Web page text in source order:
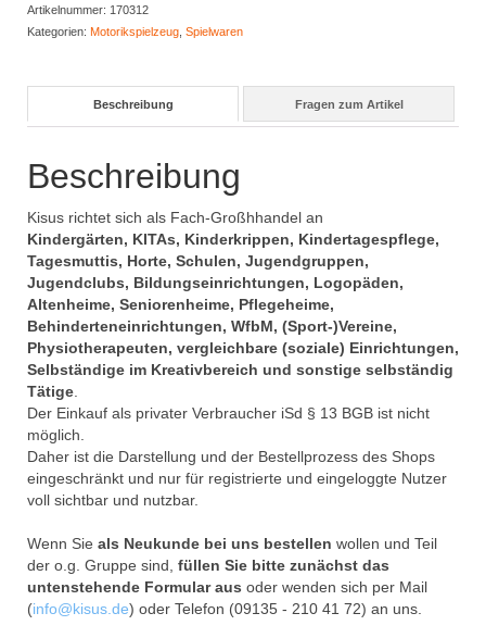
Artikelnummer: 170312
Kategorien: Motorikspielzeug, Spielwaren
Beschreibung Fragen zum Artikel
Beschreibung
Kisus richtet sich als Fach-Großhhandel an
Kindergärten, KITAs, Kinderkrippen, Kindertagespflege,
Tagesmuttis, Horte, Schulen, Jugendgruppen,
Jugendclubs, Bildungseinrichtungen, Logopäden,
Altenheime, Seniorenheime, Pflegeheime,
Behinderteneinrichtungen, WfbM, (Sport-)Vereine,
Physiotherapeuten, vergleichbare (soziale) Einrichtungen,
Selbständige im Kreativbereich und sonstige selbständig
Tätige.
Der Einkauf als privater Verbraucher iSd § 13 BGB ist nicht
möglich.
Daher ist die Darstellung und der Bestellprozess des Shops
eingeschränkt und nur für registrierte und eingeloggte Nutzer
voll sichtbar und nutzbar.
Wenn Sie als Neukunde bei uns bestellen wollen und Teil
der o.g. Gruppe sind, füllen Sie bitte zunächst das
untenstehende Formular aus oder wenden sich per Mail
(info@kisus.de) oder Telefon (09135 - 210 41 72) an uns.